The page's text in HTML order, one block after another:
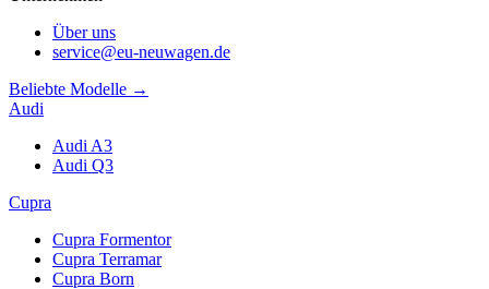
Über uns
service@eu-neuwagen.de
Beliebte Modelle →
Audi
Audi A3
Audi Q3
Cupra
Cupra Formentor
Cupra Terramar
Cupra Born